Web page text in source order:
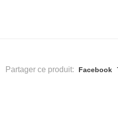
Partager ce produit: Facebook